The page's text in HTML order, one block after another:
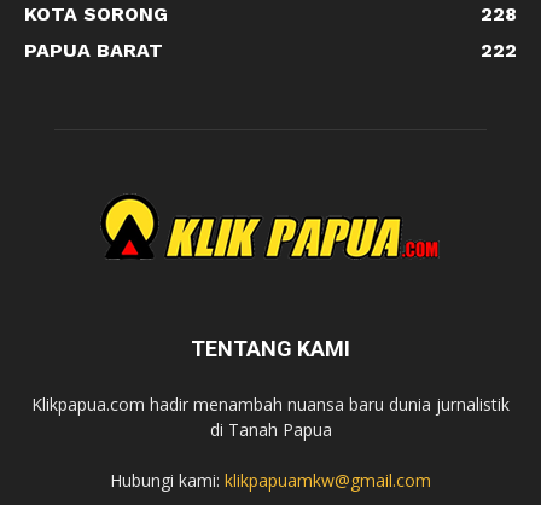
KOTA SORONG
228
PAPUA BARAT
222
TENTANG KAMI
Klikpapua.com hadir menambah nuansa baru dunia jurnalistik
di Tanah Papua
Hubungi kami: klikpapuamkw@gmail.com